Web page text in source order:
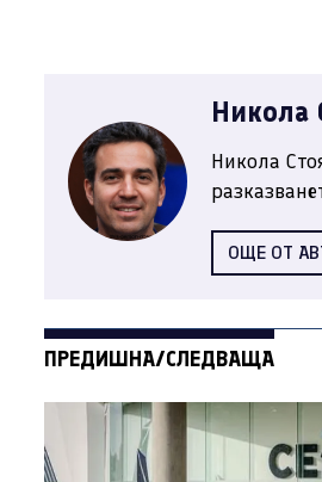
Никола
Никола
ОЩЕ ОТ
ПРЕДИШНА/СЛЕДВАЩА